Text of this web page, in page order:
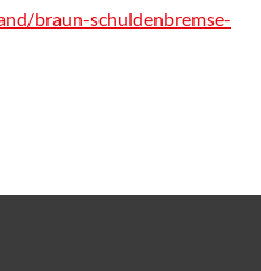
braun-schuldenbremse-